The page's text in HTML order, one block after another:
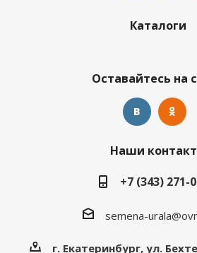
Каталоги
Оставайтесь на
Наши
+7 (343) 271-
semena-
г. Екатеринбург, ул.